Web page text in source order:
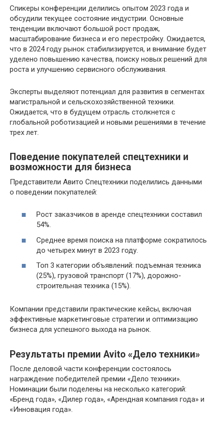
Спикеры конференции делились опытом 2023 года и
обсудили текущее состояние индустрии. Основные
тенденции включают большой рост продаж,
масштабирование бизнеса и его перестройку. Ожидается,
что в 2024 году рынок стабилизируется, и внимание будет
уделено повышению качества, поиску новых решений для
роста и улучшению сервисного обслуживания.
Эксперты выделяют потенциал для развития в сегментах
магистральной и сельскохозяйственной техники.
Ожидается, что в будущем отрасль столкнется с
глобальной роботизацией и новыми решениями в течение
трех лет.
Поведение покупателей спецтехники и
возможности для бизнеса
Представители Авито Спецтехники поделились данными
о поведении покупателей:
Рост заказчиков в аренде спецтехники составил
54%.
Среднее время поиска на платформе сократилось
до четырех минут в 2023 году.
Топ 3 категории объявлений: подъемная техника
(25%), грузовой транспорт (17%), дорожно-
строительная техника (15%).
Компании представили практические кейсы, включая
эффективные маркетинговые стратегии и оптимизацию
бизнеса для успешного выхода на рынок.
Результаты премии Avito «Дело техники»
После деловой части конференции состоялось
награждение победителей премии «Дело техники».
Номинации были поделены на несколько категорий:
«Бренд года», «Дилер года», «Арендная компания года» и
«Инновация года».